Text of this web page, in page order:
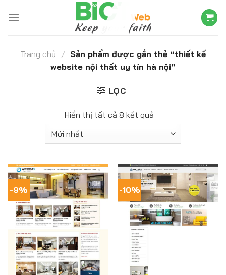
Trang chủ / Sản phẩm được gắn thẻ “thiết kế
website nội thất uy tín hà nội”
LỌC
Hiển thị tất cả 8 kết quả
-9% -10%